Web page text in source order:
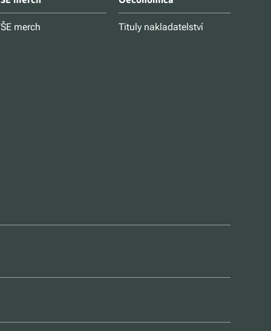
merch Tituly nakladatelství